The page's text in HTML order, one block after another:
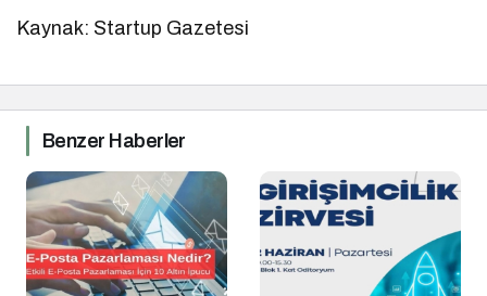
Kaynak: Startup Gazetesi
Benzer Haberler